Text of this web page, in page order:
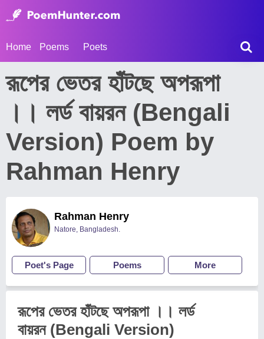
Home Poems Poets
রূপের ভেতর হাঁটছে অপরূপা
।। লর্ড বায়রন (Bengali
Version) Poem by
Rahman Henry
Rahman Henry
Natore, Bangladesh.
Poet's Page Poems More
রূপের ভেতর হাঁটছে অপরূপা ।। লর্ড
বায়রন (Bengali Version)